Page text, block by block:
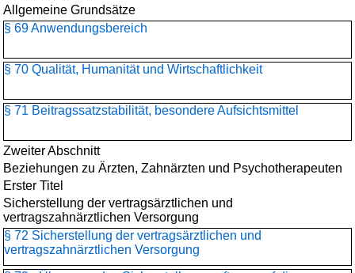
Allgemeine Grundsätze
§ 69 Anwendungsbereich
§ 70 Qualität, Humanität und Wirtschaftlichkeit
§ 71 Beitragssatzstabilität, besondere Aufsichtsmittel
Zweiter Abschnitt
Beziehungen zu Ärzten, Zahnärzten und Psychotherapeuten
Erster Titel
Sicherstellung der vertragsärztlichen und
vertragszahnärztlichen Versorgung
§ 72 Sicherstellung der vertragsärztlichen und
vertragszahnärztlichen Versorgung